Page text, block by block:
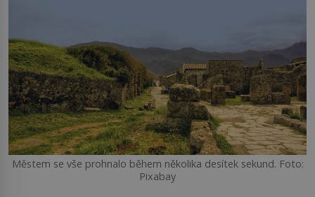
Městem se vše prohnalo během několika desítek sekund. Foto:
Pixabay